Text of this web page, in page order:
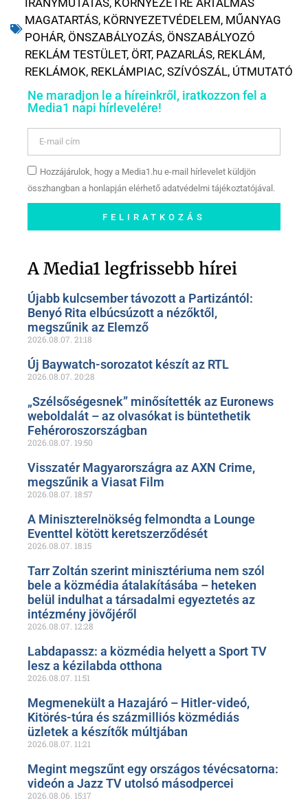
IRÁNYMUTATÁS, KÖRNYEZETRE ÁRTALMAS
MAGATARTÁS, KÖRNYEZETVÉDELEM, MŰANYAG
POHÁR, ÖNSZABÁLYOZÁS, ÖNSZABÁLYOZÓ
REKLÁM TESTÜLET, ÖRT, PAZARLÁS, REKLÁM,
REKLÁMOK, REKLÁMPIAC, SZÍVÓSZÁL, ÚTMUTATÓ
Ne maradjon le a híreinkről, iratkozzon fel a
Media1 napi hírlevelére!
Hozzájárulok, hogy a Media1.hu e-mail hírlevelet küldjön
összhangban a honlapján elérhető adatvédelmi tájékoztatójával.
FELIRATKOZÁS
oldalunkon!
A Media1 legfrissebb hírei
Újabb kulcsember távozott a Partizántól:
Benyó Rita elbúcsúzott a nézőktől,
megszűnik az Elemző
2026.08.07. 21:18
Új Baywatch-sorozatot készít az RTL
2026.08.07. 20:28
„Szélsőségesnek” minősítették az Euronews
weboldalát – az olvasókat is büntethetik
Fehéroroszországban
2026.08.07. 19:50
Visszatér Magyarországra az AXN Crime,
megszűnik a Viasat Film
2026.08.07. 18:57
A Miniszterelnökség felmondta a Lounge
Eventtel kötött keretszerződését
2026.08.07. 18:15
Tarr Zoltán szerint minisztériuma nem szól
bele a közmédia átalakításába – heteken
belül indulhat a társadalmi egyeztetés az
intézmény jövőjéről
2026.08.07. 12:28
Labdapassz: a közmédia helyett a Sport TV
lesz a kézilabda otthona
2026.08.07. 11:51
Megmenekült a Hazajáró – Hitler-videó,
Kitörés-túra és százmilliós közmédiás
üzletek a készítők múltjában
2026.08.07. 11:21
Megint megszűnt egy országos tévécsatorna:
videón a Jazz TV utolsó másodpercei
2026.08.06. 15:17